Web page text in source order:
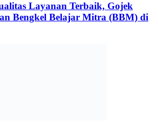
Layanan Terbaik, Gojek
Bengkel Belajar Mitra (BBM) di